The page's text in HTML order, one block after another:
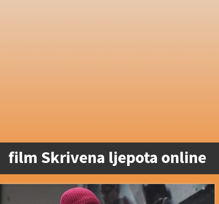
film Skrivena ljepota online